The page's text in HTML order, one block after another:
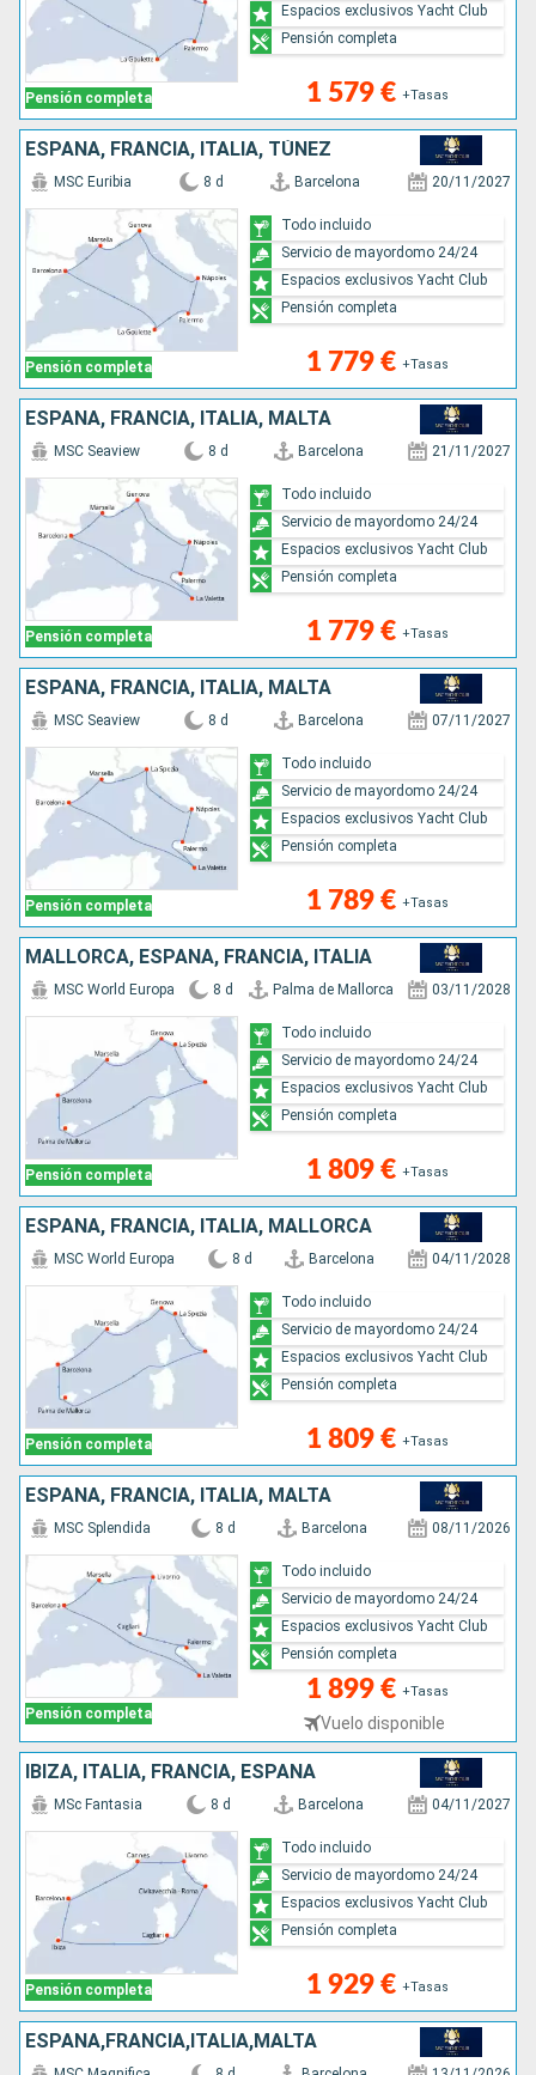
Pensión completa 1 579 € +Tasas
Espacios exclusivos Yacht Club
Pensión completa
ESPAÑA, FRANCIA, ITALIA, TÚNEZ
Pensión completa
MSC Euribia 8 d Barcelona 20/11/2027
1 779 € +Tasas
Todo incluido
Servicio de mayordomo 24/24
Espacios exclusivos Yacht Club
Pensión completa
ESPAÑA, FRANCIA, ITALIA, MALTA
Pensión completa
MSC Seaview 8 d Barcelona 21/11/2027
1 779 € +Tasas
Todo incluido
Servicio de mayordomo 24/24
Espacios exclusivos Yacht Club
Pensión completa
ESPAÑA, FRANCIA, ITALIA, MALTA
Pensión completa
MSC Seaview 8 d Barcelona 07/11/2027
1 789 € +Tasas
Todo incluido
Servicio de mayordomo 24/24
Espacios exclusivos Yacht Club
Pensión completa
MALLORCA, ESPAÑA, FRANCIA, ITALIA
Pensión completa
MSC World Europa 8 d Palma de Mallorca 03/11/2028
1 809 € +Tasas
Todo incluido
Servicio de mayordomo 24/24
Espacios exclusivos Yacht Club
Pensión completa
ESPAÑA, FRANCIA, ITALIA, MALLORCA
Pensión completa
MSC World Europa 8 d Barcelona 04/11/2028
1 809 € +Tasas
Todo incluido
Servicio de mayordomo 24/24
Espacios exclusivos Yacht Club
Pensión completa
ESPAÑA, FRANCIA, ITALIA, MALTA
Pensión completa
MSC Splendida 8 d Barcelona 08/11/2026
1 899 € +Tasas
Vuelo disponible
Todo incluido
Servicio de mayordomo 24/24
Espacios exclusivos Yacht Club
Pensión completa
IBIZA, ITALIA, FRANCIA, ESPAÑA
Pensión completa
MSc Fantasia 8 d Barcelona 04/11/2027
1 929 € +Tasas
Todo incluido
Servicio de mayordomo 24/24
Espacios exclusivos Yacht Club
Pensión completa
ESPAÑA,FRANCIA,ITALIA,MALTA